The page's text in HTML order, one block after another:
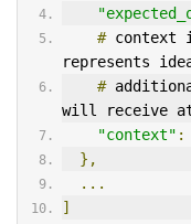
# context
represents
#
will receive
"context" :
},
...
]